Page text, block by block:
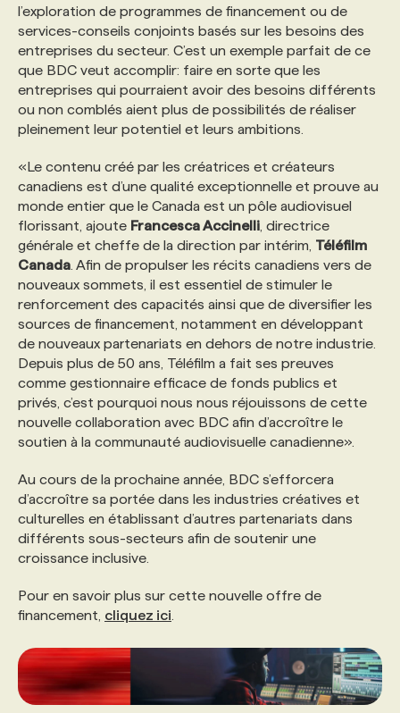
l’exploration de programmes de financement ou de
services-conseils conjoints basés sur les besoins des
entreprises du secteur. C’est un exemple parfait de ce
que BDC veut accomplir: faire en sorte que les
entreprises qui pourraient avoir des besoins différents
ou non comblés aient plus de possibilités de réaliser
pleinement leur potentiel et leurs ambitions.
«Le contenu créé par les créatrices et créateurs
canadiens est d’une qualité exceptionnelle et prouve au
monde entier que le Canada est un pôle audiovisuel
florissant, ajoute Francesca Accinelli , directrice
générale et cheffe de la direction par intérim, Téléfilm
Canada . Afin de propulser les récits canadiens vers de
nouveaux sommets, il est essentiel de stimuler le
renforcement des capacités ainsi que de diversifier les
sources de financement, notamment en développant
de nouveaux partenariats en dehors de notre industrie.
Depuis plus de 50 ans, Téléfilm a fait ses preuves
comme gestionnaire efficace de fonds publics et
privés, c’est pourquoi nous nous réjouissons de cette
nouvelle collaboration avec BDC afin d’accroître le
soutien à la communauté audiovisuelle canadienne».
Au cours de la prochaine année, BDC s’efforcera
d’accroître sa portée dans les industries créatives et
culturelles en établissant d’autres partenariats dans
différents sous-secteurs afin de soutenir une
croissance inclusive.
Pour en savoir plus sur cette nouvelle offre de
financement, cliquez ici